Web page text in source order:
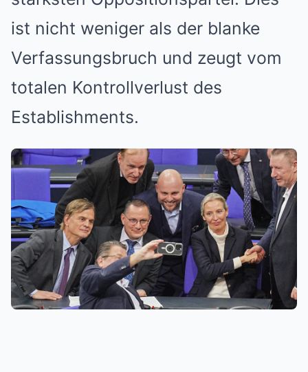
ist nicht weniger als der blanke
Verfassungsbruch und zeugt vom
totalen Kontrollverlust des
Establishments.